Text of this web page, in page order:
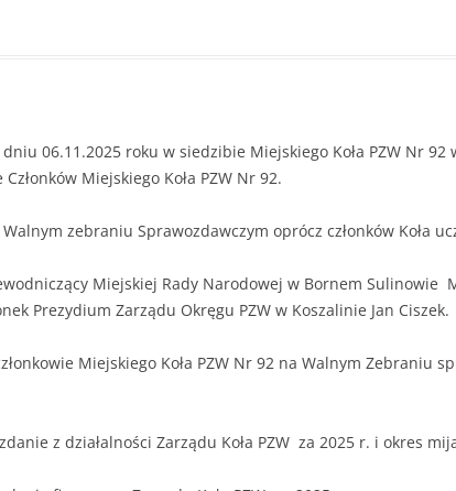
roku w siedzibie Miejskiego Koła PZW Nr 92
Członków Miejskiego Koła PZW Nr 92.
zebraniu Sprawozdawczym oprócz członków Koła
Miejskiej Rady Narodowej w Bornem Sulinowie
Prezydium Zarządu Okręgu PZW w Koszalinie Jan Ciszek.
Miejskiego Koła PZW Nr 92 na Walnym Zebraniu
z działalności Zarządu Koła PZW za 2025 r. i okres